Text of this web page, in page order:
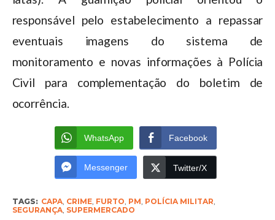
responsável pelo estabelecimento a repassar
eventuais imagens do sistema de
monitoramento e novas informações à Polícia
Civil para complementação do boletim de
ocorrência.
WhatsApp Facebook
Messenger Twitter/X
TAGS: CAPA, CRIME, FURTO PM POLÍCIA MILITAR
SEGURANÇA, SUPERMERCADO